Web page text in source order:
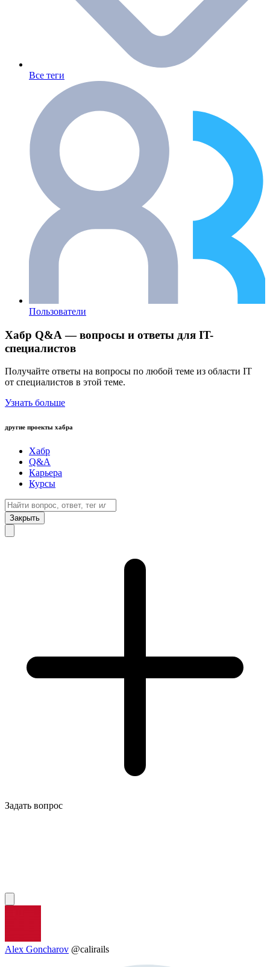
Все теги
Пользователи
Хабр Q&A — вопросы и ответы для IT-
специалистов
Получайте ответы на вопросы по любой теме из области IT
от специалистов в этой теме.
Узнать больше
другие проекты хабра
Хабр
Q&A
Карьера
Курсы
Закрыть
Задать вопрос
Alex Goncharov @calirails